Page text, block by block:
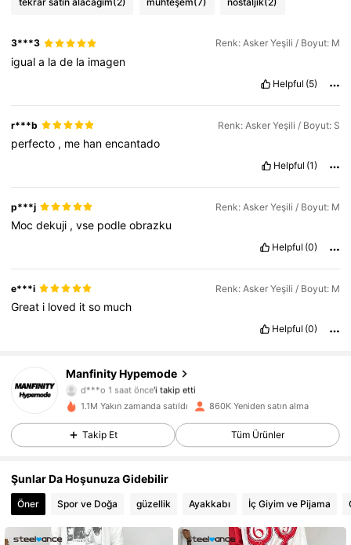
3***3 Renk: Asker Yeşili / Boyut: M
iguala lade la imagen
Helpful (5)
r***b Renk: Asker Yeşili / Boyut: S
perfecto , me hanencantado
Helpful (1)
p***j Renk: Asker Yeşili / Boyut: M
Mocdekuji ,vse podleobrazku
Helpful (0)
e***i Renk: Asker Yeşili / Boyut: M
Great i loved itso much
Helpful (0)
Manfinity Hypemode
4,85
295K Takipçiler
d***o 1 saat önce'i takip etti
g***rgöz atıyor
4,85 295K Takipçiler
1.1M Yakın zamanda satıldı 860K Yeniden satın alma
Takip Et Tüm Ürünler
Şunlar Da Hoşunuza Gidebilir
Öner Spor ve Doğa güzellik Ayakkabı İç Giyim ve Pijama